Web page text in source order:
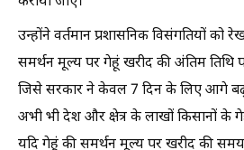
उन्होंने वर्तमान प्रशासनिक विसंगतियों को
समर्थन मूल्य पर गेहूं खरीद की अंतिम तिथि
जिसे सरकार ने केवल 7 दिन के लिए आगे
अभी भी देश और क्षेत्र के लाखों किसानों के
यदि गेहूं की समर्थन मूल्य पर खरीद की